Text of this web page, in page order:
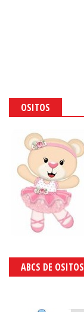
OSITOS
ABCS DE OSITOS